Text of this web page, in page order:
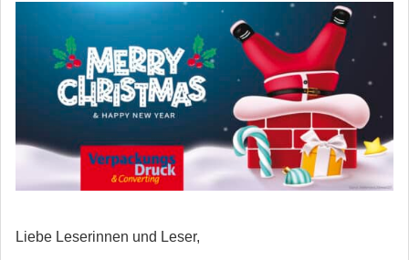
Liebe Leserinnen und Leser,